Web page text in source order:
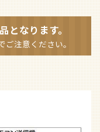
となります。
注意ください。